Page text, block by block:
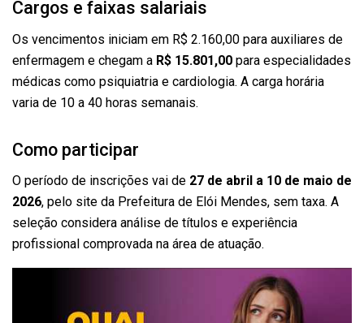
Cargos e faixas salariais
Os vencimentos iniciam em R$ 2.160,00 para auxiliares de
enfermagem e chegam a R$ 15.801,00 para especialidades
médicas como psiquiatria e cardiologia. A carga horária
varia de 10 a 40 horas semanais.
Como participar
O período de inscrições vai de 27 de abril a 10 de maio de
2026, pelo site da Prefeitura de Elói Mendes, sem taxa. A
seleção considera análise de títulos e experiência
profissional comprovada na área de atuação.